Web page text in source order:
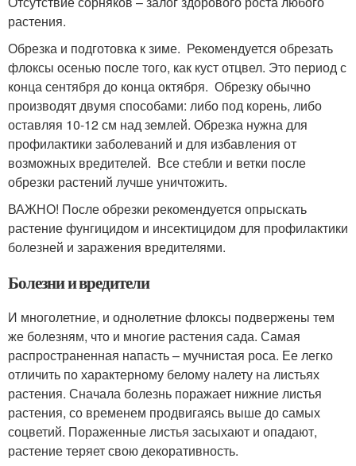
растения.
Обрезка и подготовка к зиме. Рекомендуется обрезать
флоксы осенью после того, как куст отцвел. Это период с
конца сентября до конца октября. Обрезку обычно
производят двумя способами: либо под корень, либо
оставляя 10-12 см над землей. Обрезка нужна для
профилактики заболеваний и для избавления от
возможных вредителей. Все стебли и ветки после
обрезки растений лучше уничтожить.
ВАЖНО! После обрезки рекомендуется опрыскать
растение фунгицидом и инсектицидом для профилактики
болезней и заражения вредителями.
Болезни и вредители
И многолетние, и однолетние флоксы подвержены тем
же болезням, что и многие растения сада. Самая
распространенная напасть – мучнистая роса. Ее легко
отличить по характерному белому налету на листьях
растения. Сначала болезнь поражает нижние листья
растения, со временем продвигаясь выше до самых
соцветий. Пораженные листья засыхают и опадают,
растение теряет свою декоративность.